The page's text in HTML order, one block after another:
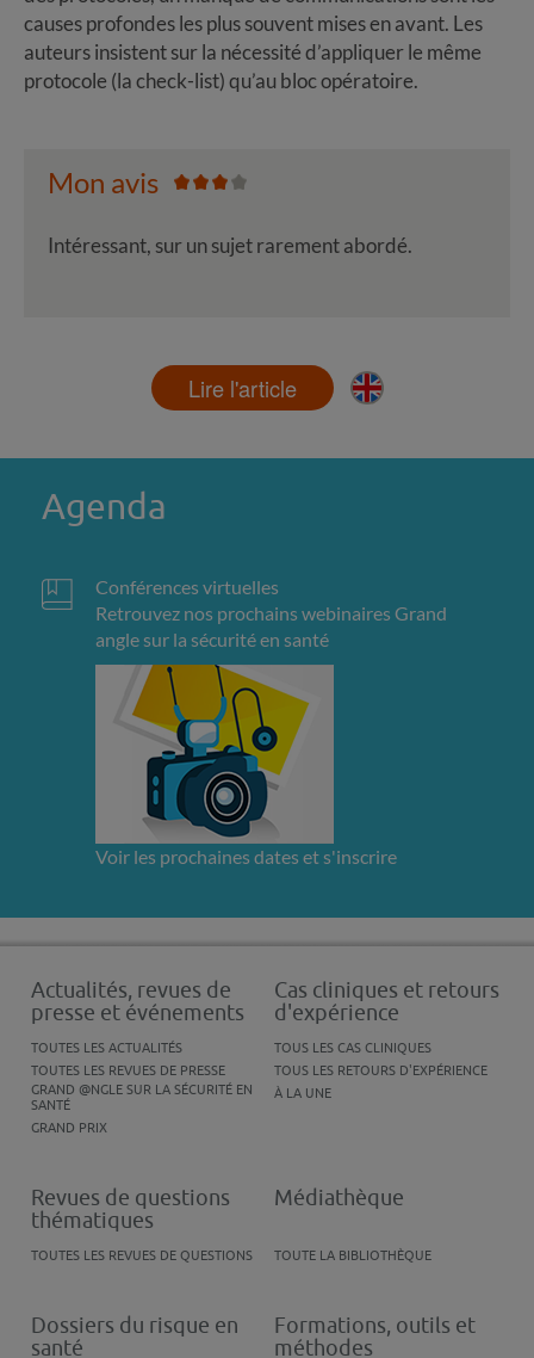
causes profondes les plus souvent mises en avant. Les
auteurs insistent sur la nécessité d’appliquer le même
protocole (la check-list) qu’au bloc opératoire.
Mon avis
Intéressant, sur un sujet rarement abordé.
Lire l'article
Agenda
Conférences virtuelles
Retrouvez nos prochains webinaires Grand
angle sur la sécurité en santé
Voir les prochaines dates et s'inscrire
Actualités, revues de
presse et événements
TOUTES LES ACTUALITÉS
TOUTES LES REVUES DE PRESSE
GRAND @NGLE SUR LA SÉCURITÉ EN
SANTÉ
GRAND PRIX
Cas cliniques et retours
d'expérience
TOUS LES CAS CLINIQUES
TOUS LES RETOURS D'EXPÉRIENCE
À LA UNE
Revues de questions
thématiques
TOUTES LES REVUES DE QUESTIONS
Médiathèque
TOUTE LA BIBLIOTHÈQUE
Dossiers du risque en
santé
Formations, outils et
méthodes